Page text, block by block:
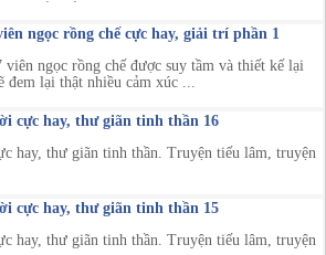
ngọc rồng chế cực hay, giải trí phần 1
ngọc rồng chế được suy tầm và thiết kế lại
lại thật nhiều cảm xúc ...
cực hay, thư giãn tinh thần 16
hay, thư giãn tinh thần. Truyện tiếu lâm, truyện
cực hay, thư giãn tinh thần 15
hay, thư giãn tinh thần. Truyện tiếu lâm, truyện